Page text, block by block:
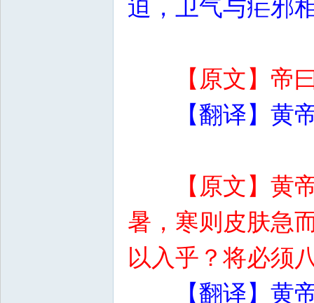
迫，卫气与疟邪
【原文】帝
【翻译】黄
【原文】黄
暑，寒则皮肤急
以入乎？将必须
【翻译】黄